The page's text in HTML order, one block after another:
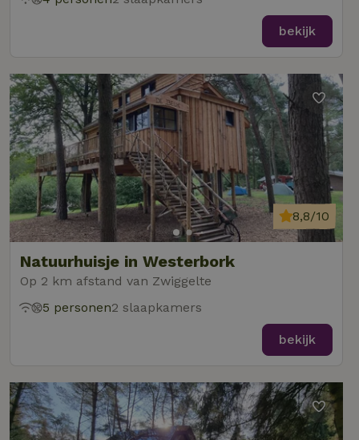
bekijk
Natuurhuisje in Westerbork
Op 2 km afstand van Zwiggelte
8,8/10
5 personen2 slaapkamers
bekijk